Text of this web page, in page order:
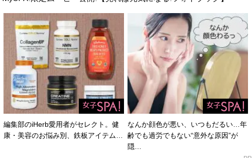
編集部のiHerb愛用者がセレクト。健
康・美容のお悩み別、鉄板アイテム…
なんか顔色が悪い、いつもだるい…年
齢でも過労でもない“意外な原因”が
隠…